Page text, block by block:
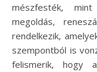
mészfesték,
megoldás,
rendelkezik,
szempontból is
felismerik, hogy